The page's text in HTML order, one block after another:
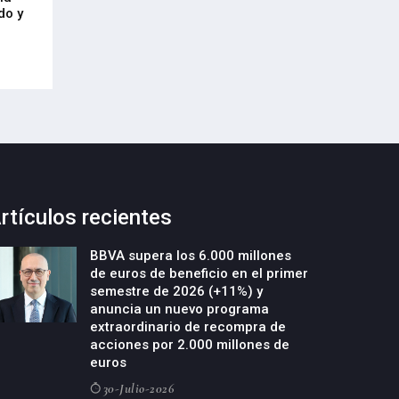
y
recientes
BBVA supera los 6.000 millones
de euros de beneficio en el primer
semestre de 2026 (+11%) y
anuncia un nuevo programa
extraordinario de recompra de
acciones por 2.000 millones de
euros
30-Julio-2026